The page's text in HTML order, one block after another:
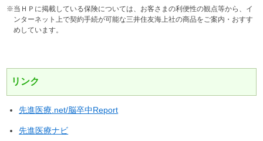
※当ＨＰに掲載している保険については、お客さまの利便性の観点等から、イ
ンターネット上で契約手続が可能な三井住友海上社の商品をご案内・おすす
めしています。
リンク
先進医療.net/脳卒中Report
先進医療ナビ